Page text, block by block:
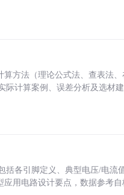
方法（理论公式法、查表法
际计算案例、误差分析及选材
括各引脚定义、典型电压/电流
用电路设计要点，数据参考